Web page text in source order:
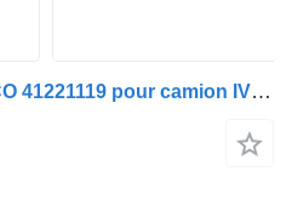
Unité de commande IVECO 41221119 pour camion IVECO Stralis 2003>2007